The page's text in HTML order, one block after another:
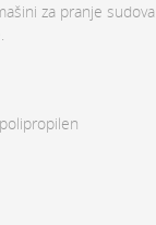
za pranje